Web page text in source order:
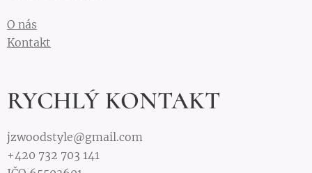
O nás
Kontakt
RYCHLÝ KONTAKT
jzwoodstyle@gmail.com
+420 732 703 141